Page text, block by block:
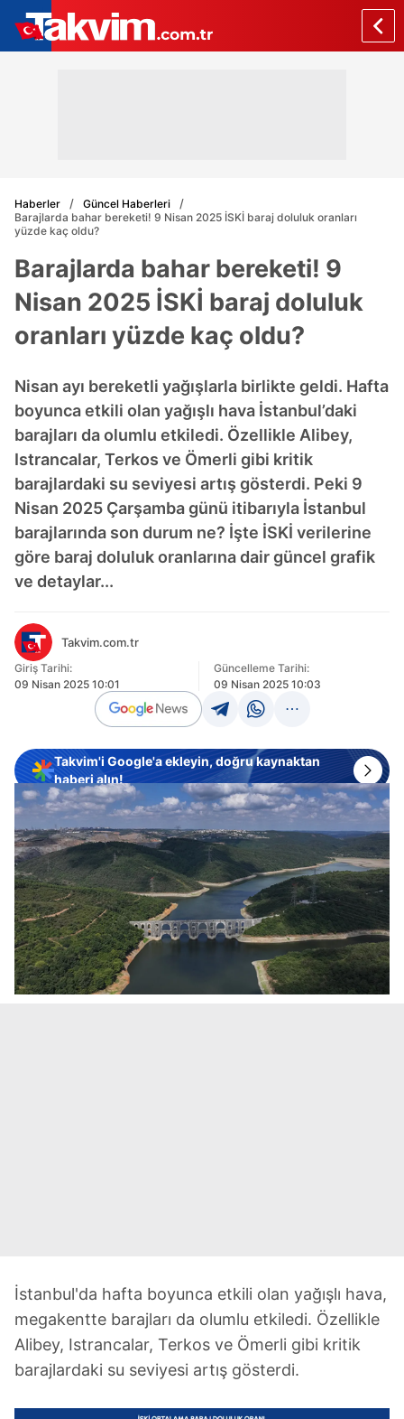
Haberler
Güncel Haberleri
Barajlarda bahar bereketi! 9 Nisan 2025 İSKİ baraj doluluk oranları
yüzde kaç oldu?
Barajlarda bahar bereketi! 9
Nisan 2025 İSKİ baraj doluluk
oranları yüzde kaç oldu?
Nisan ayı bereketli yağışlarla birlikte geldi. Hafta
boyunca etkili olan yağışlı hava İstanbul’daki
barajları da olumlu etkiledi. Özellikle Alibey,
Istrancalar, Terkos ve Ömerli gibi kritik
barajlardaki su seviyesi artış gösterdi. Peki 9
Nisan 2025 Çarşamba günü itibarıyla İstanbul
barajlarında son durum ne? İşte İSKİ verilerine
göre baraj doluluk oranlarına dair güncel grafik
ve detaylar...
Takvim.com.tr
Giriş Tarihi:
09 Nisan 2025 10:01
Güncelleme Tarihi:
09 Nisan 2025 10:03
Takvim'i Google'a ekleyin, doğru kaynaktan
haberi alın!
İstanbul'da hafta boyunca etkili olan yağışlı hava,
megakentte barajları da olumlu etkiledi. Özellikle
Alibey, Istrancalar, Terkos ve Ömerli gibi kritik
barajlardaki su seviyesi artış gösterdi.